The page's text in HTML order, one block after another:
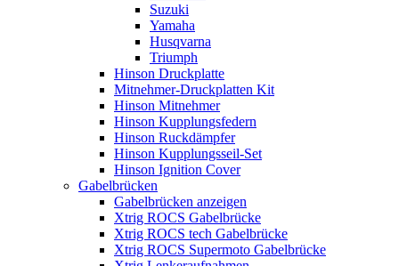
Suzuki
Yamaha
Husqvarna
Triumph
Hinson Druckplatte
Mitnehmer-Druckplatten Kit
Hinson Mitnehmer
Hinson Kupplungsfedern
Hinson Ruckdämpfer
Hinson Kupplungsseil-Set
Hinson Ignition Cover
Gabelbrücken
Gabelbrücken anzeigen
Xtrig ROCS Gabelbrücke
Xtrig ROCS tech Gabelbrücke
Xtrig ROCS Supermoto Gabelbrücke